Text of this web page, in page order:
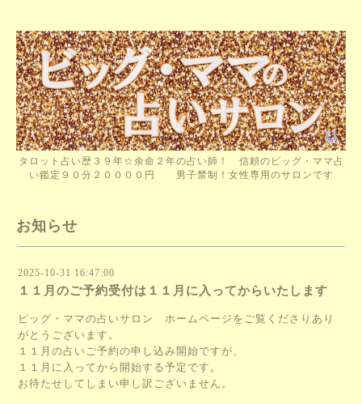
タロット占い歴３９年☆余命２年の占い師！ 信頼のビッグ・ママ占
い鑑定９０分２００００円 男子禁制！女性専用のサロンです
お知らせ
2025-10-31 16:47:00
１１月のご予約受付は１１月に入ってからいたします
ビッグ・ママの占いサロン ホームページをご覧くださりあり
がとうございます。
１１月の占いご予約の申し込み開始ですが、
１１月に入ってから開始する予定です。
お待たせしてしまい申し訳ございません。